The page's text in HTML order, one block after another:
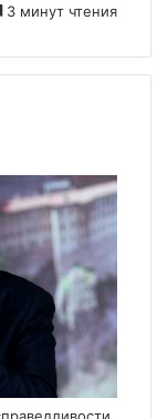
3 минут чтения